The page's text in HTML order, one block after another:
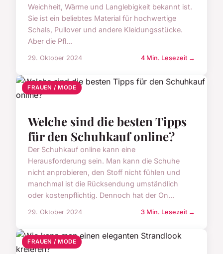
Weichheit, Wärme und Langlebigkeit bekannt ist.
Sie ist ein beliebtes Material für hochwertige
Schals, Pullover und andere Kleidungsstücke.
Aber die Pfl...
29. Oktober 2024 4 Min. Lesezeit →
FRAUEN / MODE
Welche sind die besten Tipps
für den Schuhkauf online?
Der Schuhkauf online kann eine
Herausforderung sein. Man kann die Schuhe
nicht anprobieren, den Stoff nicht fühlen und
manchmal ist die Rücksendung umständlich
oder kostenpflichtig. Dennoch hat der On...
29. Oktober 2024 3 Min. Lesezeit →
FRAUEN / MODE